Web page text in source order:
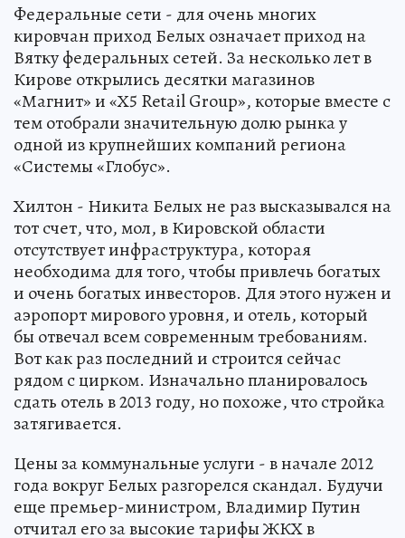
Федеральные сети - для очень многих
кировчан приход Белых означает приход на
Вятку федеральных сетей. За несколько лет в
Кирове открылись десятки магазинов
«Магнит» и «Х5 Retail Group», которые вместе с
тем отобрали значительную долю рынка у
одной из крупнейших компаний региона
«Системы «Глобус».
Хилтон - Никита Белых не раз высказывался на
тот счет, что, мол, в Кировской области
отсутствует инфраструктура, которая
необходима для того, чтобы привлечь богатых
и очень богатых инвесторов. Для этого нужен и
аэропорт мирового уровня, и отель, который
бы отвечал всем современным требованиям.
Вот как раз последний и строится сейчас
рядом с цирком. Изначально планировалось
сдать отель в 2013 году, но похоже, что стройка
затягивается.
Цены за коммунальные услуги - в начале 2012
года вокруг Белых разгорелся скандал. Будучи
еще премьер-министром, Владимир Путин
отчитал его за высокие тарифы ЖКХ в